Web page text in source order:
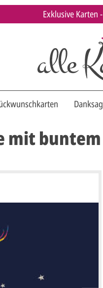
Exklusive Karten
mit